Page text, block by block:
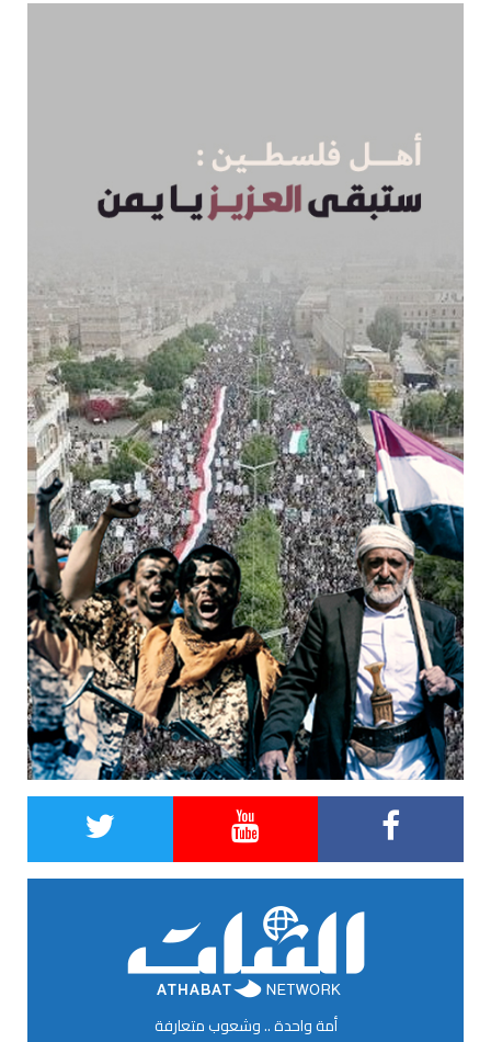
أمة واحدة .. وشعوب متعارفة